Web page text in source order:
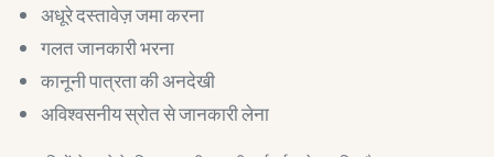
अधूरे दस्तावेज़ जमा करना
गलत जानकारी भरना
कानूनी पात्रता की अनदेखी
अविश्वसनीय स्रोत से जानकारी लेना